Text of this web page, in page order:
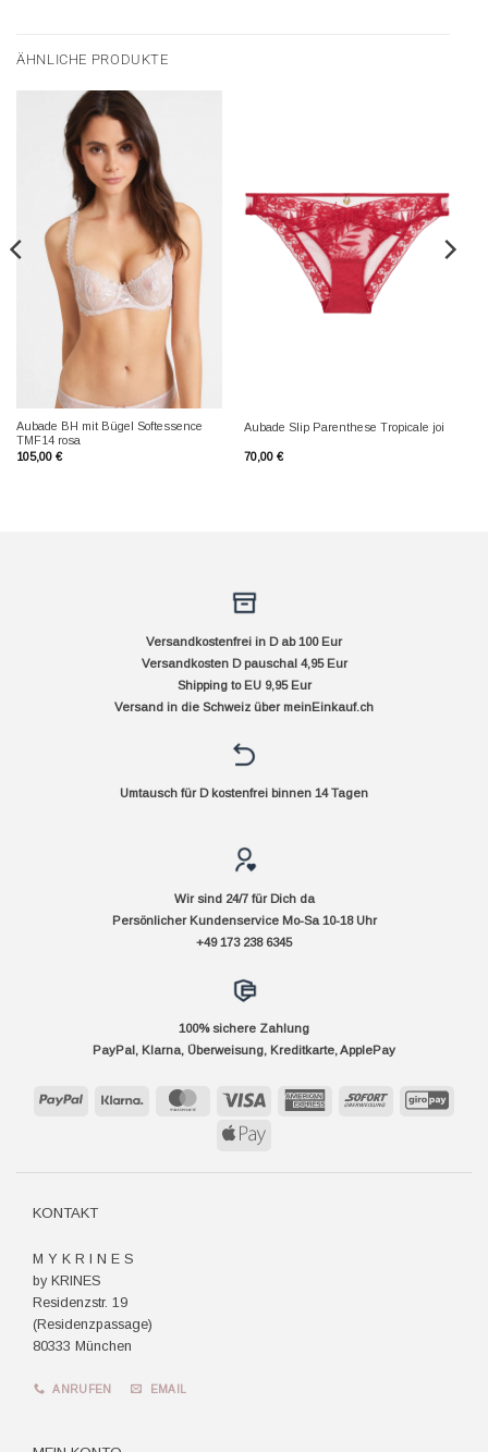
ÄHNLICHE PRODUKTE
Aubade BH mit Bügel Softessence
TMF14 rosa
105,00 €
Aubade Slip Parenthese Tropicale joi
70,00 €
Versandkostenfrei in D ab 100 Eur
Versandkosten D pauschal 4,95 Eur
Shipping to EU 9,95 Eur
Versand in die Schweiz über meinEinkauf.ch
Umtausch für D kostenfrei binnen 14 Tagen
Wir sind 24/7 für Dich da
Persönlicher Kundenservice Mo-Sa 10-18 Uhr
+49 173 238 6345
100% sichere Zahlung
PayPal, Klarna, Überweisung, Kreditkarte, ApplePay
PayPal Klarna MasterCardVisa
AmericanSofort
Apple
KONTAKT
M Y K R I N E S
by KRINES
Residenzstr. 19
(Residenzpassage)
80333 München
ANRUFEN EMAIL